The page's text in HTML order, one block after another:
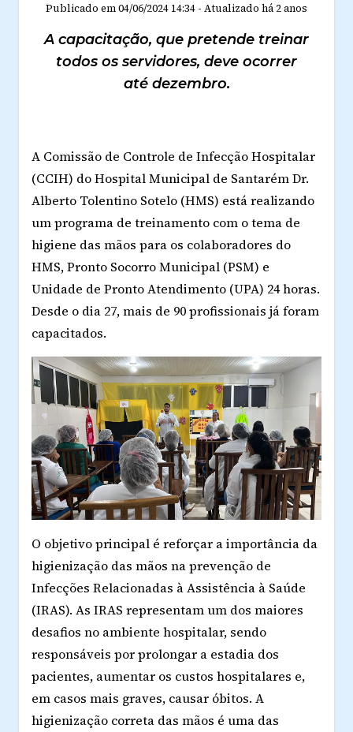
Publicado em04/06/2024 14:34 - Atualizado há 2 anos
A capacitação, que pretende treinar
todos os servidores, deve ocorrer
até dezembro.
A Comissão de Controle de Infecção Hospitalar
(CCIH) do Hospital Municipal de Santarém Dr.
Alberto Tolentino Sotelo (HMS) está realizando
um programa de treinamento com o tema de
higiene das mãos para os colaboradores do
HMS, Pronto Socorro Municipal (PSM) e
Unidade de Pronto Atendimento (UPA) 24 horas.
Desde o dia 27, mais de 90 profissionais já foram
capacitados.
O objetivo principal é reforçar a importância da
higienização das mãos na prevenção de
Infecções Relacionadas à Assistência à Saúde
(IRAS). As IRAS representam um dos maiores
desafios no ambiente hospitalar, sendo
responsáveis por prolongar a estadia dos
pacientes, aumentar os custos hospitalares e,
em casos mais graves, causar óbitos. A
higienização correta das mãos é uma das